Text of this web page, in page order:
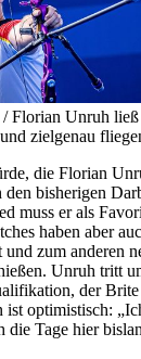
Florian Unruh
zielgenau
die Florian
bisherigen
muss er als
haben aber
zum anderen
Unruh tritt
der
optimistisch:
die Tage hier